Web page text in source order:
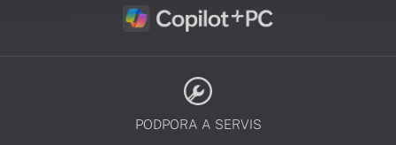
PODPORA A SERVIS